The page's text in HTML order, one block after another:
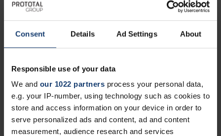
Consent Details Ad Settings About
Responsible use of your data
We and our 1022 partners process your personal data,
e.g. your IP-number, using technology such as cookies to
store and access information on your device in order to
serve personalized ads and content, ad and content
measurement, audience research and services
Hos Prototal er vi teknologiuafhængige. Vi udnytter
sprøjtestøbning til at skabe en problemfri
produktionslivscyklus.
Opdag Hybrid Fremstilling